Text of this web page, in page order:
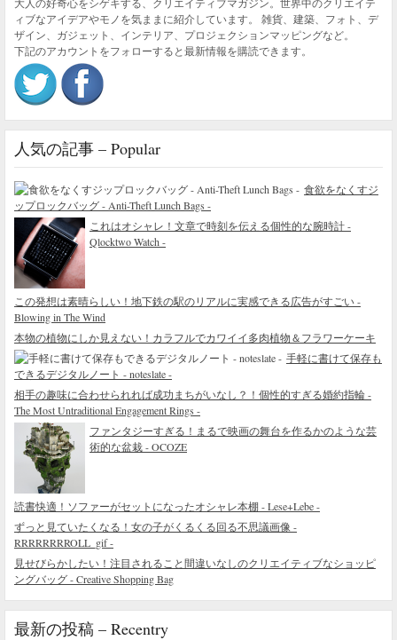
ィブなアイデアやモノを気ままに紹介しています。 雑貨、建築、フォト、デ
ザイン、ガジェット、インテリア、プロジェクションマッピングなど。
下記のアカウントをフォローすると最新情報を購読できます。
人気の記事 – Popular
食欲をなくすジ
ップロックバッグ - Anti-Theft Lunch Bags -
これはオシャレ！文章で時刻を伝える個性的な腕時計 -
Qlocktwo Watch -
この発想は素晴らしい！地下鉄の駅のリアルに実感できる広告がすごい -
Blowing in The Wind
本物の植物にしか見えない！カラフルでカワイイ多肉植物＆フラワーケーキ
手軽に書けて保存も
できるデジタルノート - noteslate -
相手の趣味に合わせられれば成功まちがいなし？！個性的すぎる婚約指輪 -
The Most Untraditional Engagement Rings -
ファンタジーすぎる！まるで映画の舞台を作るかのような芸
術的な盆栽 - OCOZE
読書快適！ソファーがセットになったオシャレ本棚 - Lese+Lebe -
ずっと見ていたくなる！女の子がくるくる回る不思議画像 -
RRRRRRRROLL_gif -
見せびらかしたい！注目されること間違いなしのクリエイティブなショッピ
ングバッグ - Creative Shopping Bag
最新の投稿 – Recentry